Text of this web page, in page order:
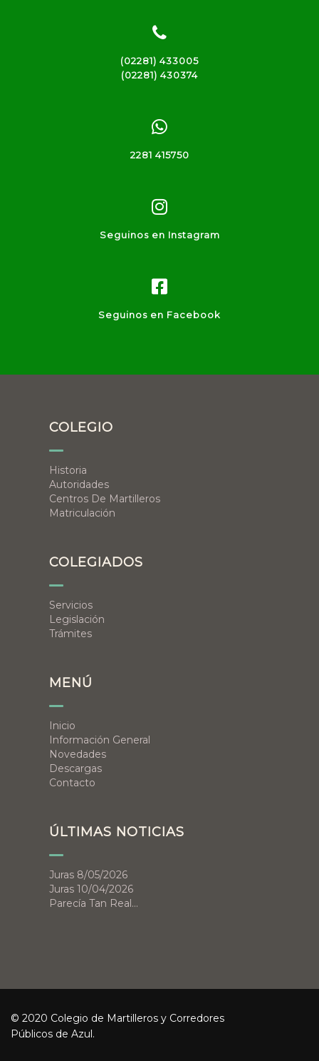
(02281) 433005
(02281) 430374
2281 415750
Seguinos en Instagram
Seguinos en Facebook
COLEGIO
Historia
Autoridades
Centros De Martilleros
Matriculación
COLEGIADOS
Servicios
Legislación
Trámites
MENÚ
Inicio
Información General
Novedades
Descargas
Contacto
ÚLTIMAS NOTICIAS
Juras 8/05/2026
Juras 10/04/2026
Parecía Tan Real…
© 2020 Colegio de Martilleros y Corredores
Públicos de Azul.